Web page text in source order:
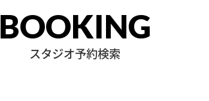
BOOKING
スタジオ予約検索